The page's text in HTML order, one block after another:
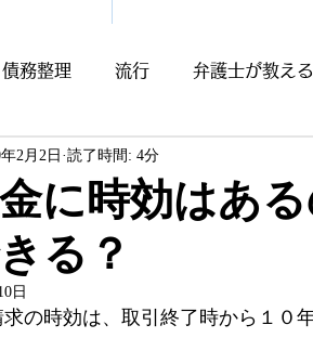
債務整理 流行 弁護士が教え
残業代請求・給料未払
険金 返還請求
に時効はあ
る？
2月2日 読了時間: 4分
日
の時効は、取引終了時から１０年